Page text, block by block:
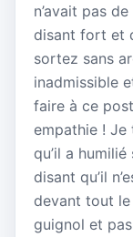
n’avait pas
disant fort et
sortez sans
inadmissible
faire à ce
empathie !
qu’il a
disant qu’il
devant tout le
guignol et